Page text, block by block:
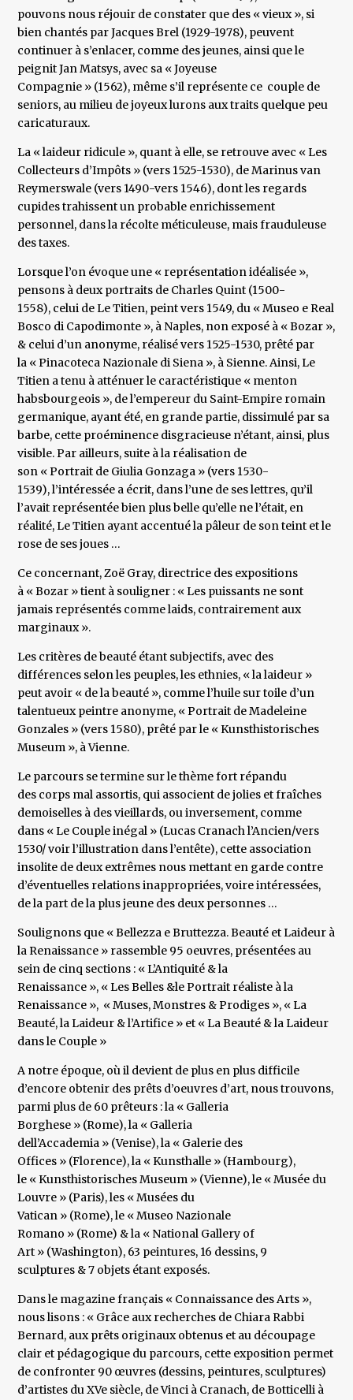
pouvons nous réjouir de constater que des « vieux », si
bien chantés par Jacques Brel (1929-1978), peuvent
continuer à s’enlacer, comme des jeunes, ainsi que le
peignit Jan Matsys, avec sa « Joyeuse
Compagnie » (1562), même s’il représente ce couple de
seniors, au milieu de joyeux lurons aux traits quelque peu
caricaturaux.
La « laideur ridicule », quant à elle, se retrouve avec « Les
Collecteurs d’Impôts » (vers 1525-1530), de Marinus van
Reymerswale (vers 1490-vers 1546), dont les regards
cupides trahissent un probable enrichissement
personnel, dans la récolte méticuleuse, mais frauduleuse
des taxes.
Lorsque l’on évoque une « représentation idéalisée »,
pensons à deux portraits de Charles Quint (1500-
1558), celui de Le Titien, peint vers 1549, du « Museo e Real
Bosco di Capodimonte », à Naples, non exposé à « Bozar »,
& celui d’un anonyme, réalisé vers 1525-1530, prêté par
la « Pinacoteca Nazionale di Siena », à Sienne. Ainsi, Le
Titien a tenu à atténuer le caractéristique « menton
habsbourgeois », de l’empereur du Saint-Empire romain
germanique, ayant été, en grande partie, dissimulé par sa
barbe, cette proéminence disgracieuse n’étant, ainsi, plus
visible. Par ailleurs, suite à la réalisation de
son « Portrait de Giulia Gonzaga » (vers 1530-
1539), l’intéressée a écrit, dans l’une de ses lettres, qu’il
l’avait représentée bien plus belle qu’elle ne l’était, en
réalité, Le Titien ayant accentué la pâleur de son teint et le
rose de ses joues …
Ce concernant, Zoë Gray, directrice des expositions
à « Bozar » tient à souligner : « Les puissants ne sont
jamais représentés comme laids, contrairement aux
marginaux ».
Les critères de beauté étant subjectifs, avec des
différences selon les peuples, les ethnies, « la laideur »
peut avoir « de la beauté », comme l’huile sur toile d’un
talentueux peintre anonyme, « Portrait de Madeleine
Gonzales » (vers 1580), prêté par le « Kunsthistorisches
Museum », à Vienne.
Le parcours se termine sur le thème fort répandu
des corps mal assortis, qui associent de jolies et fraîches
demoiselles à des vieillards, ou inversement, comme
dans « Le Couple inégal » (Lucas Cranach l’Ancien/vers
1530/ voir l’illustration dans l’entête), cette association
insolite de deux extrêmes nous mettant en garde contre
d’éventuelles relations inappropriées, voire intéressées,
de la part de la plus jeune des deux personnes …
Soulignons que « Bellezza e Bruttezza. Beauté et Laideur à
la Renaissance » rassemble 95 oeuvres, présentées au
sein de cinq sections : « L’Antiquité & la
Renaissance », « Les Belles &le Portrait réaliste à la
Renaissance », « Muses, Monstres & Prodiges », « La
Beauté, la Laideur & l’Artifice » et « La Beauté & la Laideur
dans le Couple »
A notre époque, où il devient de plus en plus difficile
d’encore obtenir des prêts d’oeuvres d’art, nous trouvons,
parmi plus de 60 prêteurs : la « Galleria
Borghese » (Rome), la « Galleria
dell’Accademia » (Venise), la « Galerie des
Offices » (Florence), la « Kunsthalle » (Hambourg),
le « Kunsthistorisches Museum » (Vienne), le « Musée du
Louvre » (Paris), les « Musées du
Vatican » (Rome), le « Museo Nazionale
Romano » (Rome) & la « National Gallery of
Art » (Washington), 63 peintures, 16 dessins, 9
sculptures & 7 objets étant exposés.
Dans le magazine français « Connaissance des Arts »,
nous lisons : « Grâce aux recherches de Chiara Rabbi
Bernard, aux prêts originaux obtenus et au découpage
clair et pédagogique du parcours, cette exposition permet
de confronter 90 œuvres (dessins, peintures, sculptures)
d’artistes du XVe siècle, de Vinci à Cranach, de Botticelli à